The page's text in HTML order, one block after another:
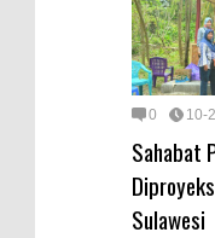
0 10-
Sahabat
Sulawesi